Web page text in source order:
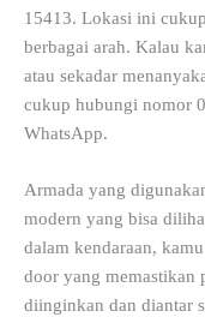
15413. Lokasi ini
berbagai arah. Kalau
atau sekadar
cukup hubungi nomor
WhatsApp.
Armada yang
modern yang bisa
dalam kendaraan,
door yang memastikan
diinginkan dan diantar